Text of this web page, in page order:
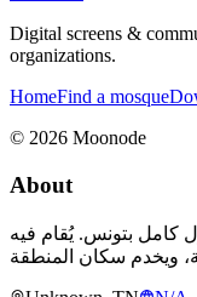
Digital screens &
organizations.
HomeFind a mosque
© 2026 Moonode
About
كامل بتونس. يُقام فيه